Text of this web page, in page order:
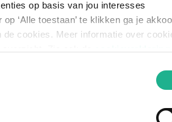
op basis van jou interesses
‘Alle toestaan’ te klikken ga je
de cookies. Meer informatie over
€ 949,95 ø 30 cm € 149,95